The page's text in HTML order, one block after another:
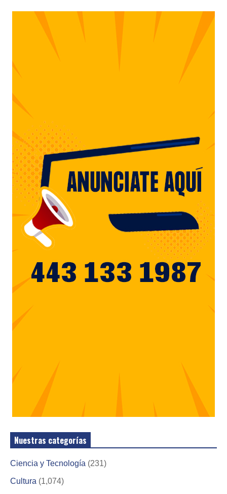
Nuestras categorías
Ciencia y Tecnología (231)
Cultura (1,074)